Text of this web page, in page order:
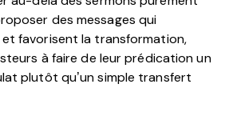
des messages qui
favorisent la transformation,
à faire de leur prédication un
plutôt qu’un simple transfert